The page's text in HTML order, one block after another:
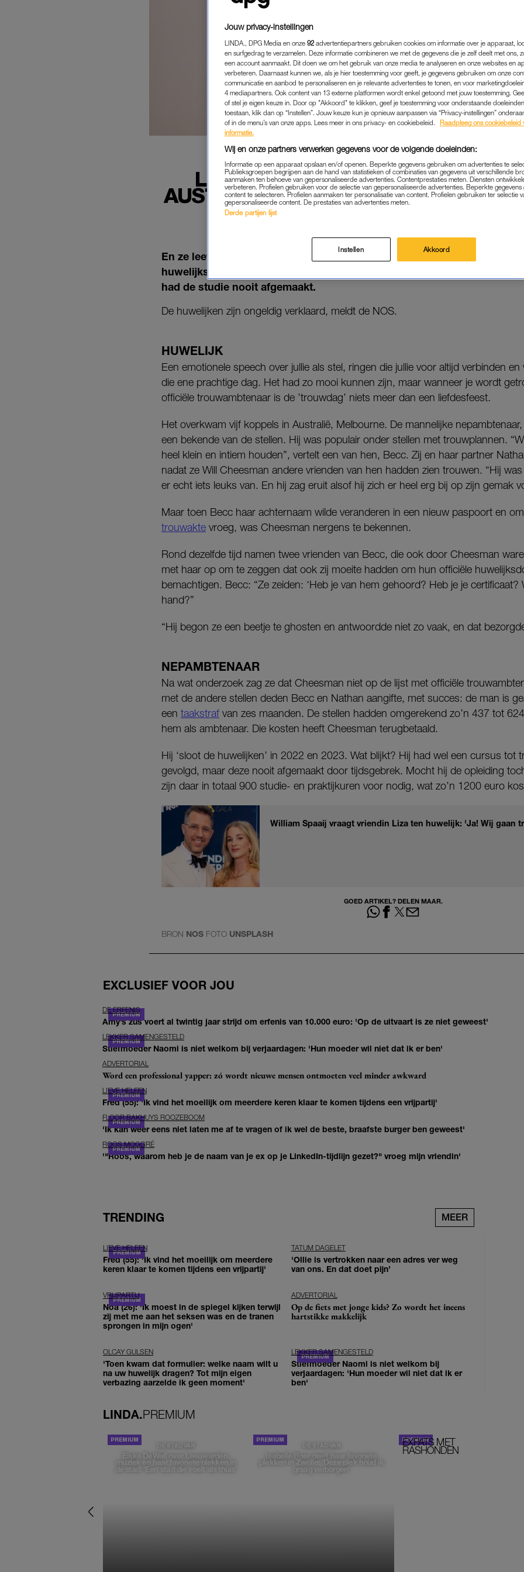
LIEFDESVERDRIET: VIJF
AUSTRALIË ONGELDIG VERKLAARD
NEPAMBTENAAR
BUITENLAND |HEFTIG
En ze leefden nog lang en gelukkig. Tot nu. In Australië dachten vijf
huwelijksbootje te zijn gestapt, maar niets is minder waar. De
had de studie nooit afgemaakt.
De huwelijken zijn ongeldig verklaard, meldt de NOS.
HUWELIJK
Een emotionele speech over jullie als stel, ringen die jullie voor altijd verbinden
die ene prachtige dag. Het had zo mooi kunnen zijn, maar wanneer je wordt
officiële trouwambtenaar is de ’trouwdag’ niets meer dan een liefdesfeest.
Het overkwam vijf koppels in Australië, Melbourne. De mannelijke
een bekende van de stellen. Hij was populair onder stellen met trouwplannen.
heel klein en intiem houden”, vertelt een van hen, Becc. Zij en haar partner
nadat ze Will Cheesman andere vrienden van hen hadden zien trouwen. “Hij
er echt iets leuks van. En hij zag eruit alsof hij zich er heel erg bij op zijn gemak
Maar toen Becc haar achternaam wilde veranderen in een nieuw paspoort en
trouwakte vroeg, was Cheesman nergens te bekennen.
Rond dezelfde tijd namen twee vrienden van Becc, die ook door Cheesman
met haar op om te zeggen dat ook zij moeite hadden om hun officiële
bemachtigen. Becc: “Ze zeiden: ‘Heb je van hem gehoord? Heb je je certificaat?
hand?”
“Hij begon ze een beetje te ghosten en antwoordde niet zo vaak, en dat
NEPAMBTENAAR
Na wat onderzoek zag ze dat Cheesman niet op de lijst met officiële
met de andere stellen deden Becc en Nathan aangifte, met succes: de man is
een taakstraf van zes maanden. De stellen hadden omgerekend zo’n 437 tot
hem als ambtenaar. Die kosten heeft Cheesman terugbetaald.
Hij ‘sloot de huwelijken’ in 2022 en 2023. Wat blijkt? Hij had wel een cursus tot
gevolgd, maar deze nooit afgemaakt door tijdsgebrek. Mocht hij de opleiding
zijn daar in totaal 900 studie- en praktijkuren voor nodig, wat zo’n 1200 euro
William Spaaij vraagt vriendin Liza ten huwelijk: 'Ja! Wij gaan
GOED ARTIKEL? DELEN MAAR.
BRON NOS FOTO UNSPLASH
EXCLUSIEF VOOR JOU
DE ERFENIS
Amy’s zus voert al twintig jaar strijd om erfenis van 10.000 euro: 'Op de uitvaart is ze niet geweest'
LEKKER SAMENGESTELD
Stiefmoeder Naomi is niet welkom bij verjaardagen: 'Hun moeder wil niet dat ik er ben'
ADVERTORIAL
Word een professional yapper: zó wordt nieuwe mensen ontmoeten veel minder awkward
LIEVE HELEEN
Fred (55): 'Ik vind het moeilijk om meerdere keren klaar te komen tijdens een vrijpartij'
FLOOR BAKHUYS ROOZEBOOM
'Ik kan weer eens niet laten me af te vragen of ik wel de beste, braafste burger ben geweest'
ROOS MOGGRÉ
'"Roos, waarom heb je de naam van je ex op je LinkedIn-tijdlijn gezet?" vroeg mijn vriendin'
TRENDING MEER
LIEVE HELEEN
Fred (55): 'Ik vind het moeilijk om meerdere
keren klaar te komen tijdens een vrijpartij'
TATUM DAGELET
'Ollie is vertrokken naar een adres ver weg
van ons. En dat doet pijn’
VRIJPARTIJ
Noa (26): 'Ik moest in de spiegel kijken terwijl
zij met me aan het seksen was en de tranen
sprongen in mijn ogen'
ADVERTORIAL
Op de fiets met jonge kids? Zo wordt het ineens
hartstikke makkelijk
OLCAY GULSEN
'Toen kwam dat formulier: welke naam wilt u
na uw huwelijk dragen? Tot mijn eigen
verbazing aarzelde ik geen moment'
LEKKER SAMENGESTELD
Stiefmoeder Naomi is niet welkom bij
verjaardagen: 'Hun moeder wil niet dat ik er
ben'
LINDA.PREMIUM
DE STAD VAN
Elske DeWall over Leeuwarden,
muziek en haar favoriete plekken in
de stad: 'Een stad die voelt als thuis'
DE STAD VAN
Isabelle Boer deelt haar favoriete
plekken in Zwolle: 'Deze plek houd ik
graag verborgen'
EXPATS MET
RASHONDEN
Jouw privacy-instellingen
LINDA., DPG Media en onze 92 advertentiepartners gebruiken cookies om informatie over je apparaat,
en surfgedrag te verzamelen. Deze informatie combineren we met de gegevens die je zelf deelt met ons,
een account aanmaakt. Dit doen we om het gebruik van onze media te analyseren en onze websites en
verbeteren. Daarnaast kunnen we, als je hier toestemming voor geeft, je gegevens gebruiken om onze
communicatie en aanbod te personaliseren en je relevante advertenties te tonen, en voor
4 mediapartners. Ook content van 13 externe platformen wordt enkel getoond met jouw toestemming.
of stel je eigen keuze in. Door op "Akkoord" te klikken, geef je toestemming voor onderstaande
toestaan, klik dan op “Instellen”. Jouw keuze kun je opnieuw aanpassen via “Privacy-instellingen”
of in de menu’s van onze apps. Lees meer in ons privacy- en cookiebeleid.
Raadpleeg ons cookiebeleid
informatie.
Wij en onze partners verwerken gegevens voor de volgende doeleinden:
Informatie op een apparaat opslaan en/of openen. Beperkte gegevens gebruiken om advertenties te
Publieksgroepen begrijpen aan de hand van statistieken of combinaties van gegevens uit verschillende
aanmaken ten behoeve van gepersonaliseerde advertenties. Contentprestaties meten. Diensten
verbeteren. Profielen gebruiken voor de selectie van gepersonaliseerde advertenties. Beperkte
content te selecteren. Profielen aanmaken ter personalisatie van content. Profielen gebruiken ter selectie
gepersonaliseerde content. De prestaties van advertenties meten.
Derde partijen lijst
Instellen Akkoord